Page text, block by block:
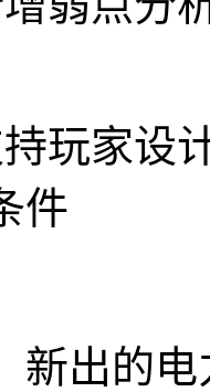
玩家设
件
新出的